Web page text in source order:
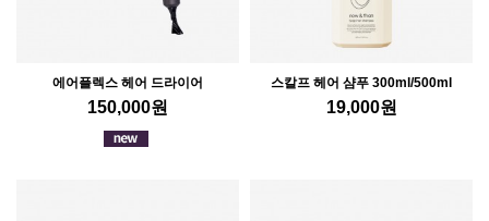
에어플렉스 헤어 드라이어
150,000원
스칼프 헤어 샴푸 300ml/500ml
19,000원